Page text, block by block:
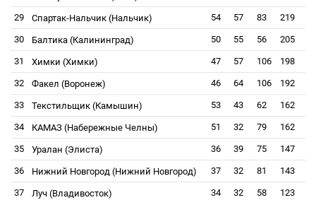
29 Спартак-Нальчик (Нальчик) 54 57 83 219
30 Балтика (Калининград) 50 55 56 205
31 Химки (Химки) 47 57 106 198
32 Факел (Воронеж) 46 64 106 192
33 Текстильщик (Камышин) 53 43 62 162
34 КАМАЗ (Набережные Челны) 51 32 79 162
35 Уралан (Элиста) 36 39 75 147
36 Нижний Новгород (Нижний Новгород) 37 32 81 143
37 Луч (Владивосток) 34 32 58 123